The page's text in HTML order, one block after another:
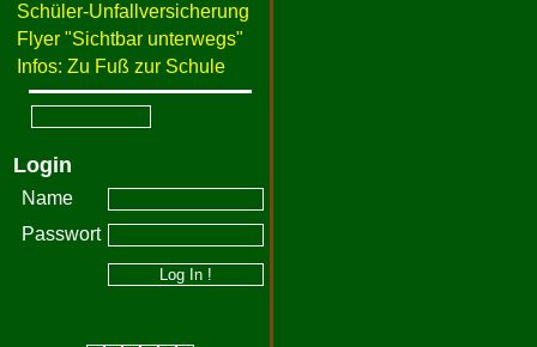
Schüler-Unfallversicherung
Flyer "Sichtbar unterwegs"
Infos: Zu Fuß zur Schule
Login
Name
Passwort